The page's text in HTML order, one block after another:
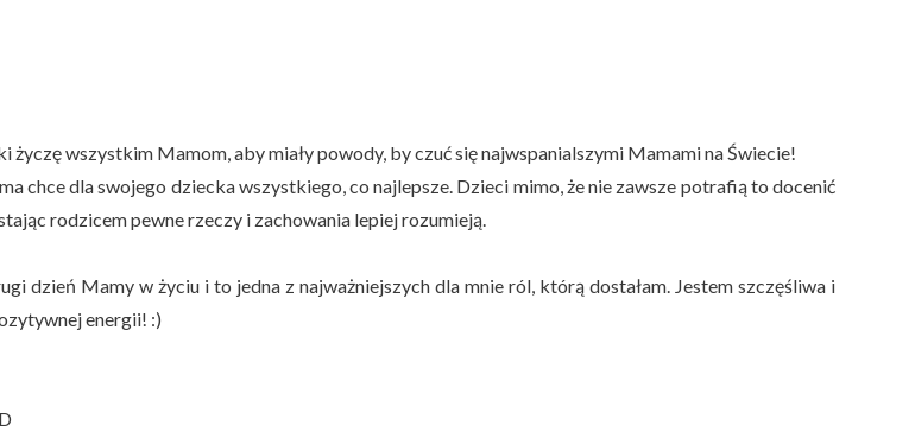
życzę wszystkim Mamom, aby miały powody, by czuć się najwspanialszymi Mamami na Świecie!
chce dla swojego dziecka wszystkiego, co najlepsze. Dzieci mimo, że nie zawsze potrafią to docenić
rodzicem pewne rzeczy i zachowania lepiej rozumieją.
dzień Mamy w życiu i to jedna z najważniejszych dla mnie ról, którą dostałam. Jestem szczęśliwa i
energii! :)